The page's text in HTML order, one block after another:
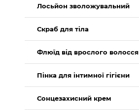
Лосьйон зволожувальний
Скраб для тіла
Флюїд від врослого волосся
Пінка для інтимної гігієни
Сонцезахисний крем